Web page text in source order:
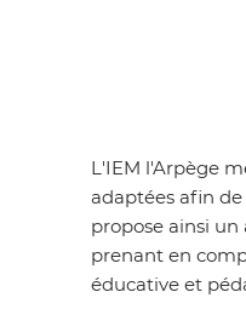
L'IEM l'Arpège
adaptées afin
propose ainsi
prenant en
éducative et